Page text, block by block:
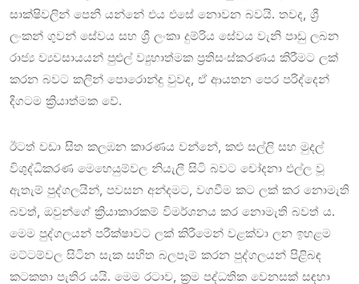
සාක්ෂිවලින් පෙනී යන්නේ එය එසේ නොවන බවයි. තවද, ශ්‍රී
ලංකන් ගුවන් සේවය සහ ශ්‍රී ලංකා දුම්රිය සේවය වැනි පාඩු ලබන
රාජ්‍ය ව්‍යවසායයන් පුළුල් ව්‍යුහාත්මක ප්‍රතිසංස්කරණය කිරීමට ලක්
කරන බවට කලින් පොරොන්දු වුවද, ඒ ආයතන පෙර පරිද්දෙන්
දිගටම ක්‍රියාත්මක වේ.
ඊටත් වඩා සිත කලඹන කාරණය වන්නේ, කළු සල්ලි සහ මුදල්
විශුද්ධිකරණ මෙහෙයුම්වල නියැලී සිටි බවට චෝදනා එල්ල වූ
ඇතැම් පුද්ගලයින්, පවසන අන්දමට, වගවීම කට ලක් කර නොමැති
බවත්, ඔවුන්ගේ ක්‍රියාකාරකම් විමර්ශනය කර නොමැති බවත් ය.
මෙම පුද්ගලයන් පරීක්ෂාවට ලක් කිරීමෙන් වළක්වා ලන ඉහළම
මට්ටම්වල සිටින සැක සහිත බලපෑම් කරන පුද්ගලයන් පිළිබඳ
කටකතා පැතිර යයි. මෙම රටාව, ක්‍රම පද්ධතික වෙනසක් සඳහා